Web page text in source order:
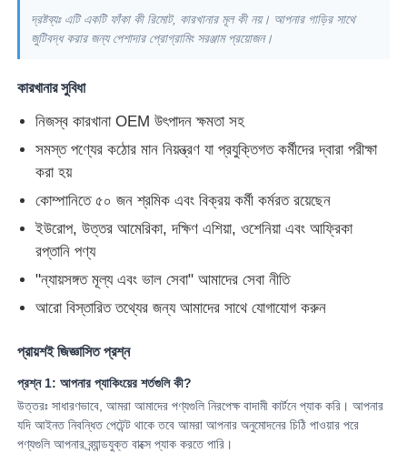
বাড়ি
পণ্য
ভিডিও
দ্রষ্টব্যঃ এটি একটি ফাঁকা কী রিমোট, কারখানার মূল কী নয়। আপনার গাড়ির সাথে
জুটিবদ্ধ করার জন্য পেশাদার প্রোগ্রামিং সরঞ্জাম প্রয়োজন।
কারখানার সুবিধা
নিজস্ব কারখানা OEM উৎপাদন ক্ষমতা সহ
সমস্ত পণ্যের কঠোর মান নিয়ন্ত্রণ যা প্রযুক্তিগত কর্মীদের দ্বারা পরীক্ষা
করা হয়
কোম্পানিতে ৫০ জন শ্রমিক এবং বিক্রয় কর্মী কর্মরত রয়েছেন
ইউরোপ, উত্তর আমেরিকা, দক্ষিণ এশিয়া, ওশেনিয়া এবং আফ্রিকা
রপ্তানি পণ্য
"ন্যায়সঙ্গত মূল্য এবং ভাল সেবা" আমাদের সেবা নীতি
আরো বিস্তারিত তথ্যের জন্য আমাদের সাথে যোগাযোগ করুন
প্রায়শই জিজ্ঞাসিত প্রশ্ন
প্রশ্ন 1: আপনার প্যাকিংয়ের শর্তগুলি কী?
উত্তরঃ সাধারণভাবে, আমরা আমাদের পণ্যগুলি নিরপেক্ষ বাদামী কার্টনে প্যাক করি। আপনার
যদি আইনত নিবন্ধিত পেটেন্ট থাকে তবে আমরা আপনার অনুমোদনের চিঠি পাওয়ার পরে
পণ্যগুলি আপনার ব্র্যান্ডযুক্ত বাক্সে প্যাক করতে পারি।